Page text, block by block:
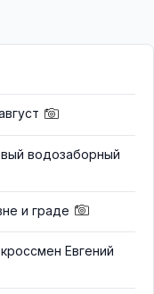
водозаборный
и граде
Евгений